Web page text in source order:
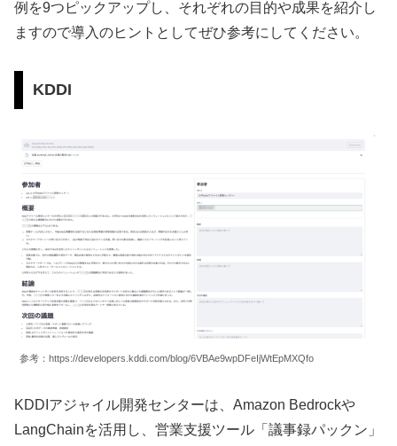
例を9つピックアップし、それぞれの目的や成果を紹介し
ますので導入のヒントとしてぜひ参考にしてください。
KDDI
参考：https://developers.kddi.com/blog/6VBAe9wpDFeIjWtEpMXQfo
KDDIアジャイル開発センターは、Amazon Bedrockや
LangChainを活用し、営業支援ツール「議事録パックン」